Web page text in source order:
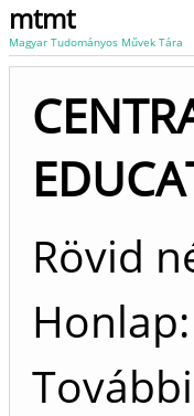
mtmt
Magyar Tudományos Művek Tára
Rövid
Honlap: